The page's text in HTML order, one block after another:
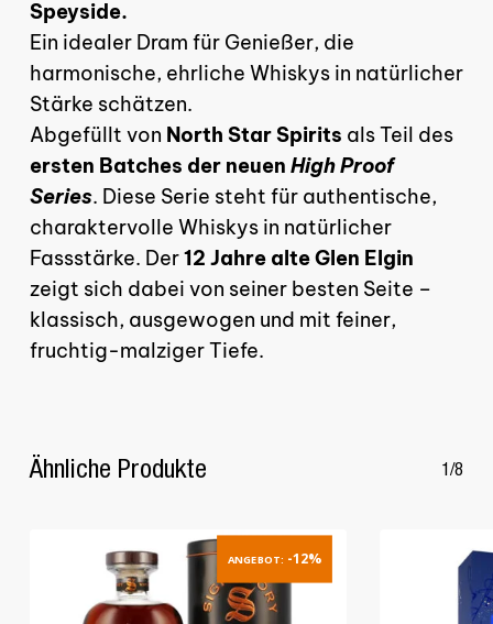
Speyside.
Ein idealer Dram für Genießer, die
harmonische, ehrliche Whiskys in natürlicher
Stärke schätzen.
Abgefüllt von North Star Spirits als Teil des
ersten Batches der neuen High Proof
Series. Diese Serie steht für authentische,
charaktervolle Whiskys in natürlicher
Fassstärke. Der12 Jahre alte Glen Elgin
zeigt sich dabei von seiner besten Seite –
klassisch, ausgewogen und mit feiner,
fruchtig-malziger Tiefe.
Ähnliche Produkte 1/8
ANGEBOT: -12%